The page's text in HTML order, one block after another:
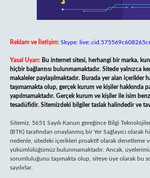
Reklam ve İletişim: Skype:
Yasal Uyarı: Bu internet sitesi, herhangi bir marka,
hiçbir bağlantısı bulunmamaktadır. Sitede yalnızca
makaleler paylaşılmaktadır. Burada yer alan içerikler
taşımamakta olup, gerçek kurum ve kişiler hakkında
yapılmamaktadır. Gerçek kurum ve kişiler ile isim
tesadüfidir. Sitemizdeki bilgiler taslak halindedir ve
Sitemiz, 5651 Sayılı Kanun gereğince Bilgi
(BTK) tarafından onaylanmış bir Yer Sağlayıcı olarak
nedenle, sitedeki içerikleri proaktif olarak denetleme
yükümlülüğümüz bulunmamaktadır. Ancak,
sorumluluğunu taşımakta olup, siteye üye olarak bu
sayılırlar.